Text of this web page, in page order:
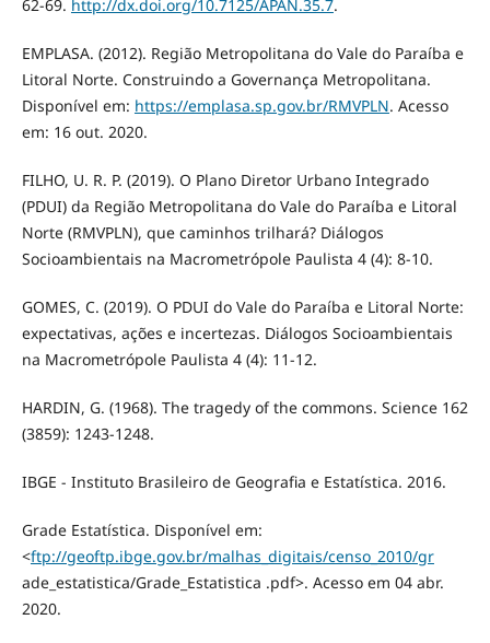
62-69. http://dx.doi.org/10.7125/APAN.35.7.
EMPLASA. (2012). Região Metropolitana do Vale do Paraíba e
Litoral Norte. Construindo a Governança Metropolitana.
Disponível em: https://emplasa.sp.gov.br/RMVPLN. Acesso
em: 16 out. 2020.
FILHO, U. R. P. (2019). O Plano Diretor Urbano Integrado
(PDUI) da Região Metropolitana do Vale do Paraíba e Litoral
Norte (RMVPLN), que caminhos trilhará? Diálogos
Socioambientais na Macrometrópole Paulista 4 (4): 8-10.
GOMES, C. (2019). O PDUI do Vale do Paraíba e Litoral Norte:
expectativas, ações e incertezas. Diálogos Socioambientais
na Macrometrópole Paulista 4 (4): 11-12.
HARDIN, G. (1968). The tragedy of the commons. Science 162
(3859): 1243-1248.
IBGE - Instituto Brasileiro de Geografia e Estatística. 2016.
Grade Estatística. Disponível em:
<ftp://geoftp.ibge.gov.br/malhas_digitais/censo_2010/gr
ade_estatistica/Grade_Estatistica .pdf>. Acesso em 04 abr.
2020.